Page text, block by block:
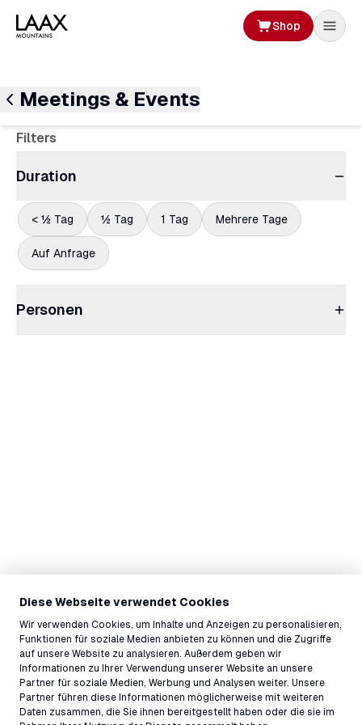
Diese Webseite verwendet Cookies
Wir verwenden Cookies, um Inhalte und Anzeigen zu personalisieren,
Funktionen für soziale Medien anbieten zu können und die Zugriffe
auf unsere Website zu analysieren. Außerdem geben wir
Informationen zu Ihrer Verwendung unserer Website an unsere
Partner für soziale Medien, Werbung und Analysen weiter. Unsere
Partner führen diese Informationen möglicherweise mit weiteren
Daten zusammen, die Sie ihnen bereitgestellt haben oder die sie im
Shop
Meetings & Events
Filters
Duration
< ½ Tag ½ Tag 1 Tag Mehrere Tage
Auf Anfrage
Personen